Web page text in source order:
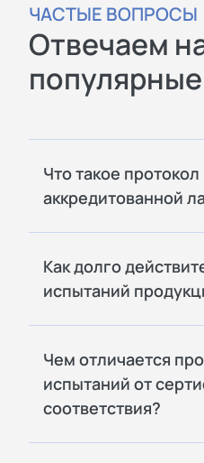
ЧАСТЫЕ ВОПРОСЫ
Отвечаем
Что такое
аккредитованной
Как долго
испытаний
Чем отличается
испытаний от
соответствия?